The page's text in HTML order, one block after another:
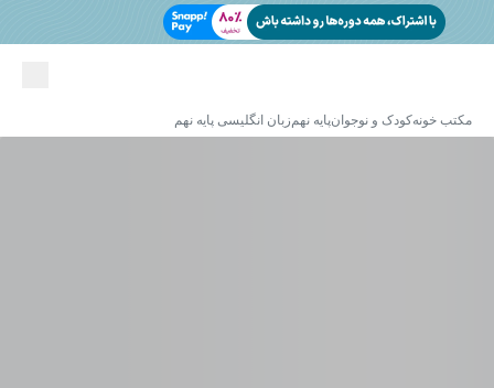
مکتب خونهکودک و نوجوانپایه نهمزبان انگلیسی پایه نهم